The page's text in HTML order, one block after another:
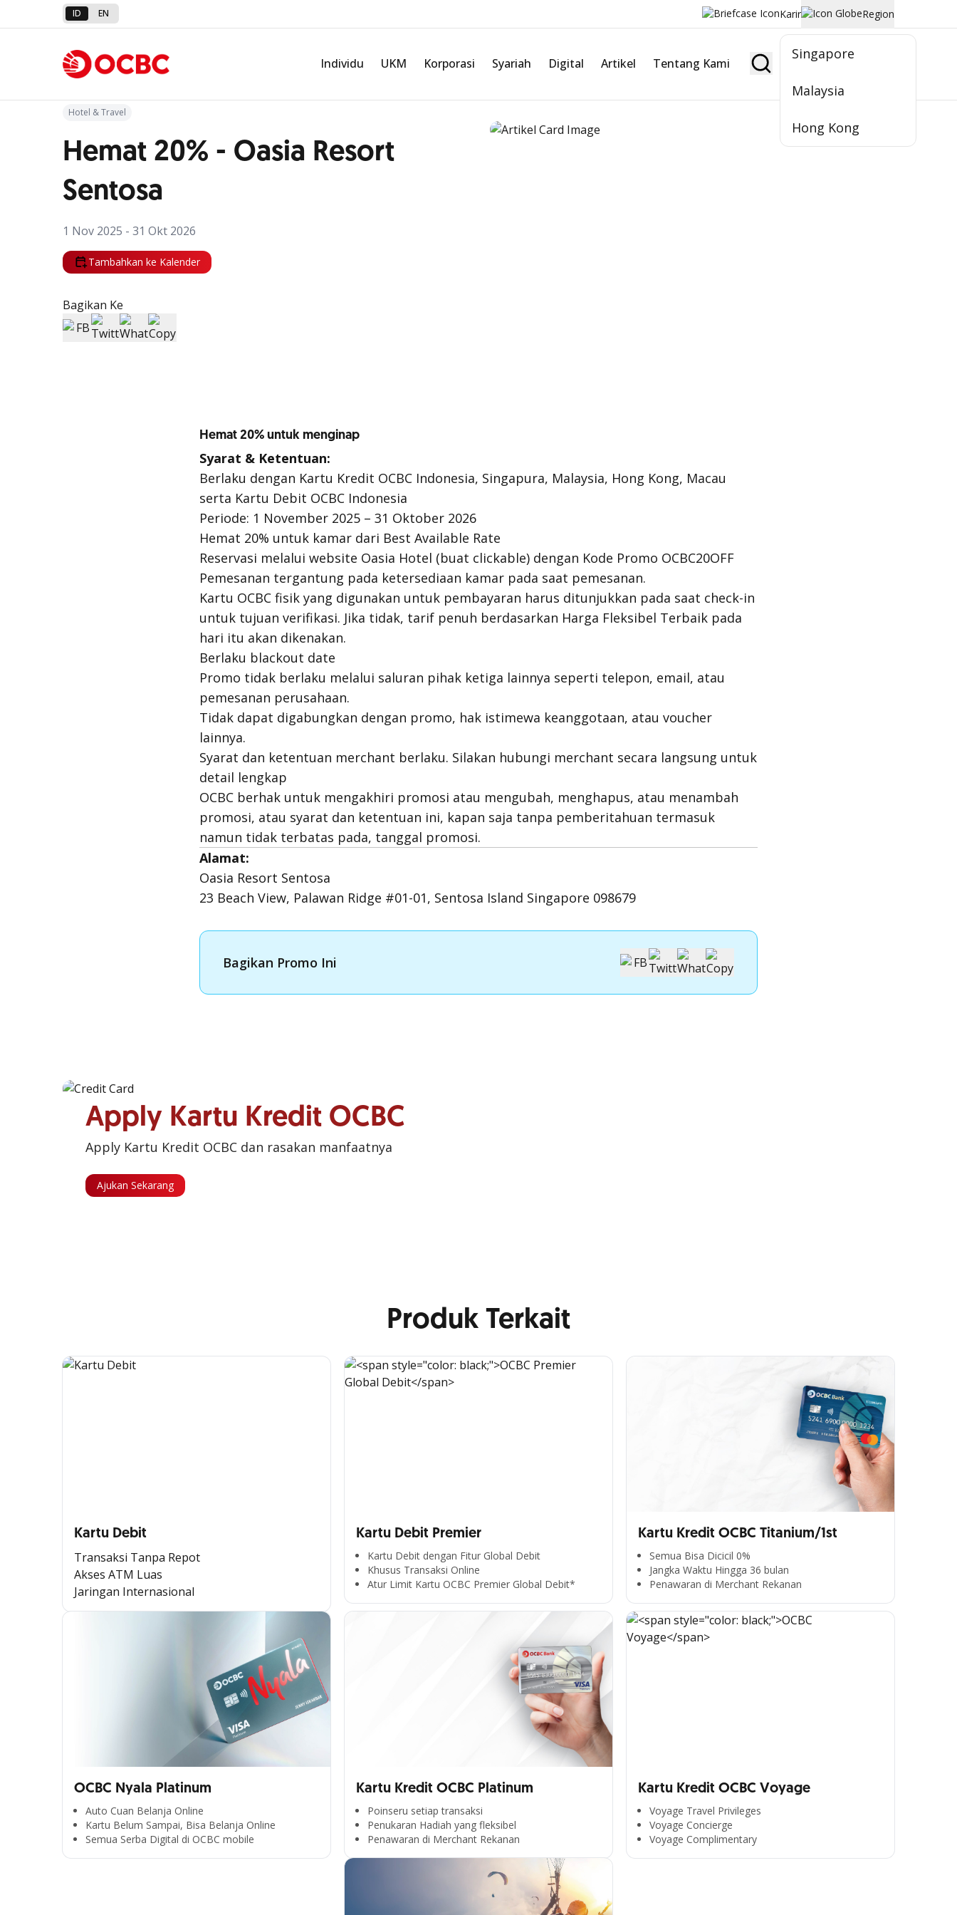
ID EN Karir Region
Singapore
Malaysia
Hong Kong
Individu UKM Korporasi Syariah Digital Artikel Tentang Kami Jadi Nasabah
Kembali ke Promo
Hotel & Travel
Hemat 20% - Oasia Resort
Sentosa
1 Nov 2025 - 31 Okt 2026
Tambahkan ke Kalender
Bagikan Ke
Hemat 20% untuk menginap
Syarat & Ketentuan:
Berlaku dengan Kartu Kredit OCBC Indonesia, Singapura, Malaysia, Hong Kong, Macau
serta Kartu Debit OCBC Indonesia
Periode: 1 November 2025 – 31 Oktober 2026
Hemat 20% untuk kamar dari Best Available Rate
Reservasi melalui website Oasia Hotel (buat clickable) dengan Kode Promo OCBC20OFF
Pemesanan tergantung pada ketersediaan kamar pada saat pemesanan.
Kartu OCBC fisik yang digunakan untuk pembayaran harus ditunjukkan pada saat check-in
untuk tujuan verifikasi. Jika tidak, tarif penuh berdasarkan Harga Fleksibel Terbaik pada
hari itu akan dikenakan.
Berlaku blackout date
Promo tidak berlaku melalui saluran pihak ketiga lainnya seperti telepon, email, atau
pemesanan perusahaan.
Tidak dapat digabungkan dengan promo, hak istimewa keanggotaan, atau voucher
lainnya.
Syarat dan ketentuan merchant berlaku. Silakan hubungi merchant secara langsung untuk
detail lengkap
OCBC berhak untuk mengakhiri promosi atau mengubah, menghapus, atau menambah
promosi, atau syarat dan ketentuan ini, kapan saja tanpa pemberitahuan termasuk
namun tidak terbatas pada, tanggal promosi.
Alamat:
Oasia Resort Sentosa
23 Beach View, Palawan Ridge #01-01, Sentosa Island Singapore 098679
Bagikan Promo Ini
Apply Kartu Kredit OCBC
Apply Kartu Kredit OCBC dan rasakan manfaatnya
Ajukan Sekarang
Produk Terkait
Kartu Debit
Transaksi Tanpa Repot
Akses ATM Luas
Jaringan Internasional
Kartu Debit Premier
Kartu Debit dengan Fitur Global Debit
Khusus Transaksi Online
Atur Limit Kartu OCBC Premier Global Debit*
Kartu Kredit OCBC Titanium/1st
Semua Bisa Dicicil 0%
Jangka Waktu Hingga 36 bulan
Penawaran di Merchant Rekanan
OCBC Nyala Platinum
Auto Cuan Belanja Online
Kartu Belum Sampai, Bisa Belanja Online
Semua Serba Digital di OCBC mobile
Kartu Kredit OCBC Platinum
Poinseru setiap transaksi
Penukaran Hadiah yang fleksibel
Penawaran di Merchant Rekanan
Kartu Kredit OCBC Voyage
Voyage Travel Privileges
Voyage Concierge
Voyage Complimentary